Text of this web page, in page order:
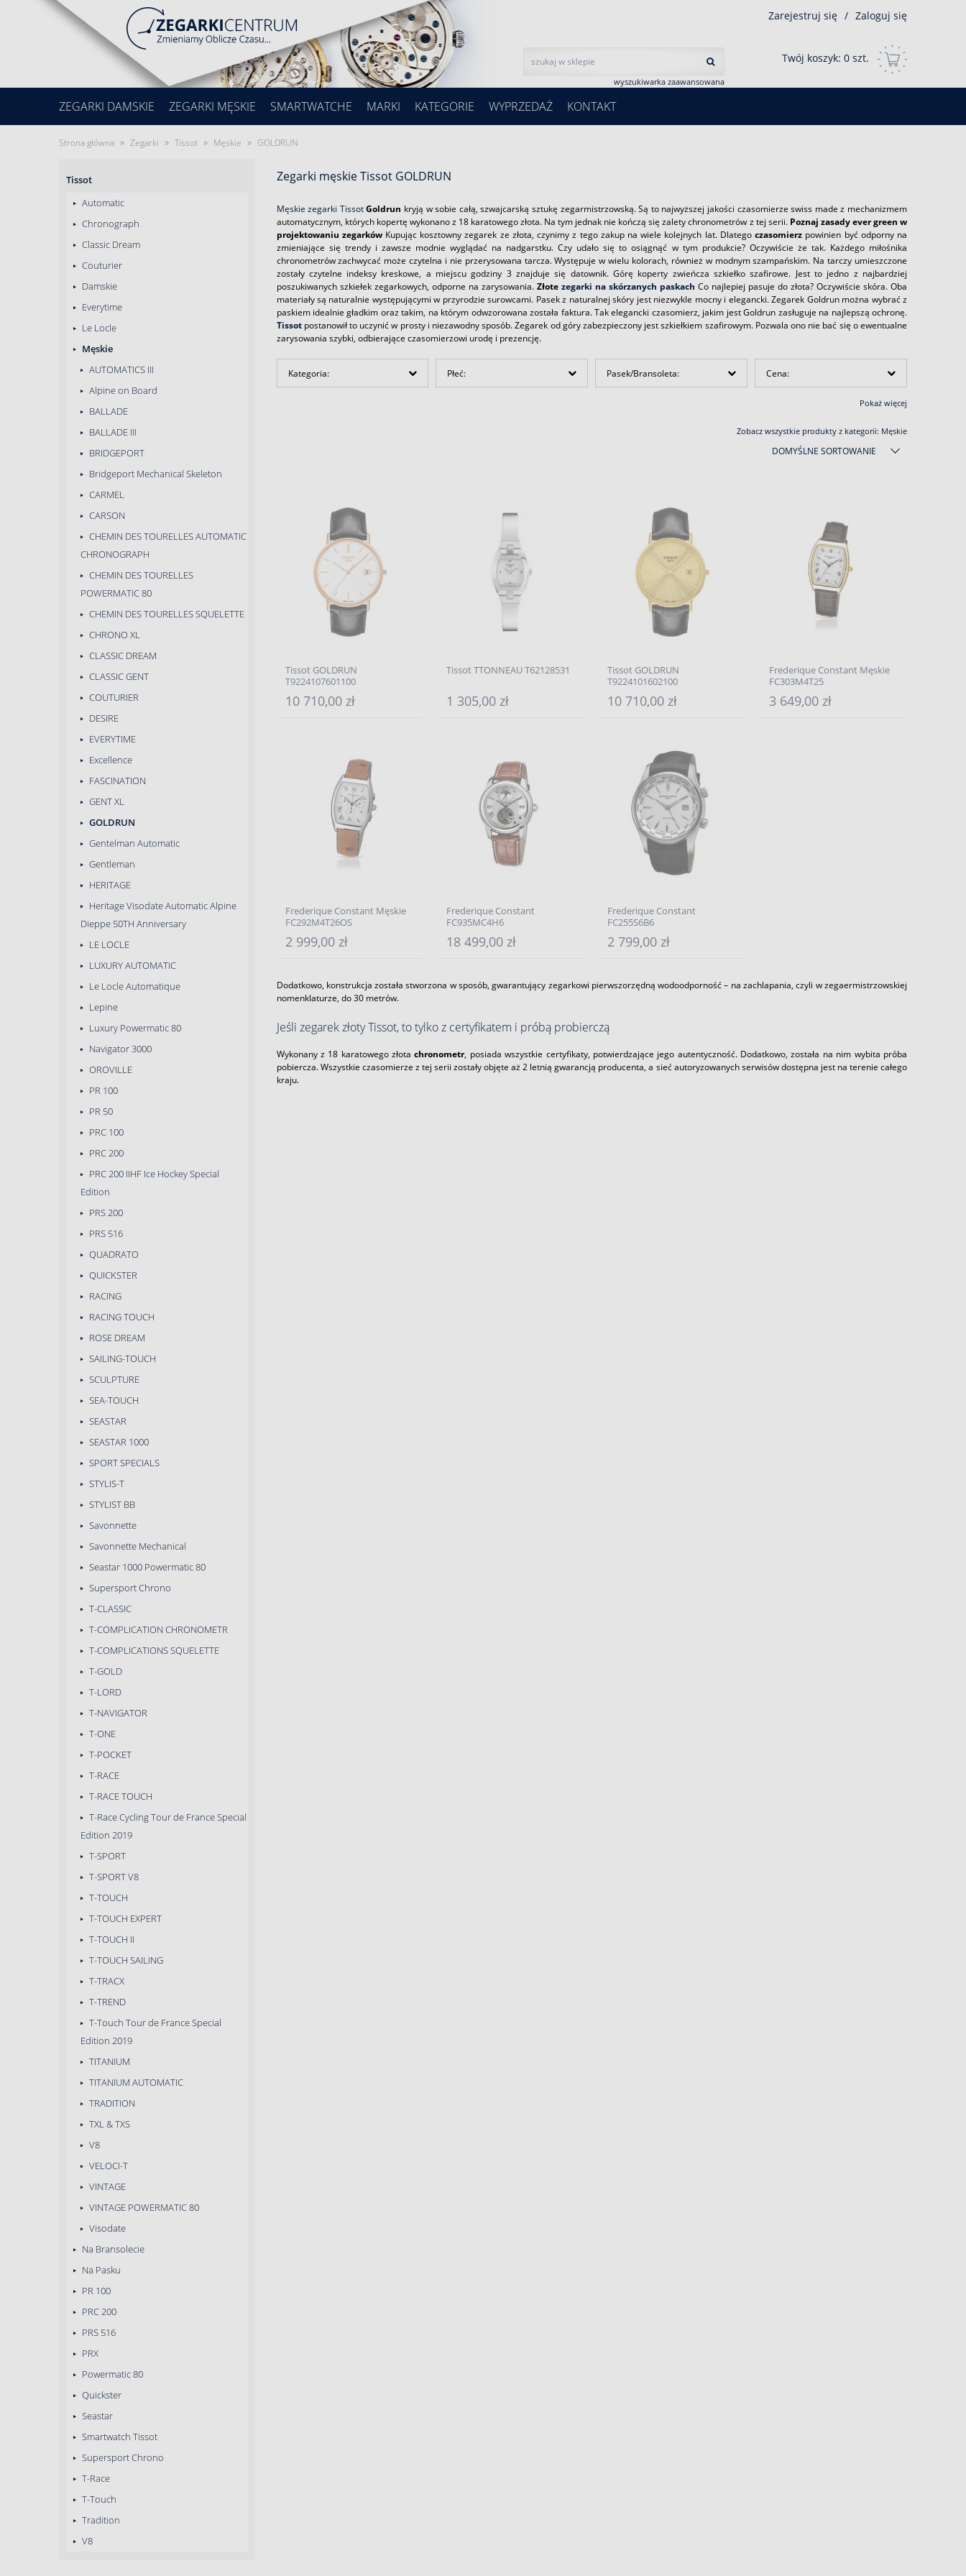
wyszukiwarka zaawansowana
Zarejestruj się / Zaloguj się
Twój koszyk: 0 szt.
ZEGARKI DAMSKIE ZEGARKI MĘSKIE SMARTWATCHE MARKI KATEGORIE WYPRZEDAŻ KONTAKT
Strona główna » Zegarki » Tissot » Męskie » GOLDRUN
Tissot
Automatic
Chronograph
Classic Dream
Couturier
Damskie
Everytime
Le Locle
Męskie
AUTOMATICS III
Alpine on Board
BALLADE
BALLADE III
BRIDGEPORT
Bridgeport Mechanical Skeleton
CARMEL
CARSON
CHEMIN DES TOURELLES AUTOMATIC
CHRONOGRAPH
CHEMIN DES TOURELLES
POWERMATIC 80
CHEMIN DES TOURELLES SQUELETTE
CHRONO XL
CLASSIC DREAM
CLASSIC GENT
COUTURIER
DESIRE
EVERYTIME
Excellence
FASCINATION
GENT XL
GOLDRUN
Gentelman Automatic
Gentleman
HERITAGE
Heritage Visodate Automatic Alpine
Dieppe 50TH Anniversary
LE LOCLE
LUXURY AUTOMATIC
Le Locle Automatique
Lepine
Luxury Powermatic 80
Navigator 3000
OROVILLE
PR 100
PR 50
PRC 100
PRC 200
PRC 200 IIHF Ice Hockey Special
Edition
PRS 200
PRS 516
QUADRATO
QUICKSTER
RACING
RACING TOUCH
ROSE DREAM
SAILING-TOUCH
SCULPTURE
SEA-TOUCH
SEASTAR
SEASTAR 1000
SPORT SPECIALS
STYLIS-T
STYLIST BB
Savonnette
Savonnette Mechanical
Seastar 1000 Powermatic 80
Supersport Chrono
T-CLASSIC
T-COMPLICATION CHRONOMETR
T-COMPLICATIONS SQUELETTE
T-GOLD
T-LORD
T-NAVIGATOR
T-ONE
T-POCKET
T-RACE
T-RACE TOUCH
T-Race Cycling Tour de France Special
Edition 2019
T-SPORT
T-SPORT V8
T-TOUCH
T-TOUCH EXPERT
T-TOUCH II
T-TOUCH SAILING
T-TRACX
T-TREND
T-Touch Tour de France Special
Edition 2019
TITANIUM
TITANIUM AUTOMATIC
TRADITION
TXL & TXS
V8
VELOCI-T
VINTAGE
VINTAGE POWERMATIC 80
Visodate
Na Bransolecie
Na Pasku
PR 100
PRC 200
PRS 516
PRX
Powermatic 80
Quickster
Seastar
Smartwatch Tissot
Supersport Chrono
T-Race
T-Touch
Tradition
V8
Zegarki męskie Tissot GOLDRUN
Męskie zegarki Tissot Goldrun kryją w sobie całą, szwajcarską sztukę zegarmistrzowską. Są to najwyższej jakości czasomierze swiss made z mechanizmem
automatycznym, których kopertę wykonano z 18 karatowego złota. Na tym jednak nie kończą się zalety chronometrów z tej serii. Poznaj zasady ever green w
projektowaniu zegarków Kupując kosztowny zegarek ze złota, czynimy z tego zakup na wiele kolejnych lat. Dlategoczasomierz powinien być odporny na
zmieniające się trendy i zawsze modnie wyglądać na nadgarstku. Czy udało się to osiągnąć w tym produkcie? Oczywiście że tak. Każdego miłośnika
chronometrów zachwycać może czytelna i nie przerysowana tarcza. Występuje w wielu kolorach, również w modnym szampańskim. Na tarczy umieszczone
zostały czytelne indeksy kreskowe, a miejscu godziny 3 znajduje się datownik. Górę koperty zwieńcza szkiełko szafirowe. Jest to jedno z najbardziej
poszukiwanych szkiełek zegarkowych, odporne na zarysowania. Złote zegarki na skórzanych paskach Co najlepiej pasuje do złota? Oczywiście skóra. Oba
materiały są naturalnie występującymi w przyrodzie surowcami. Pasek z naturalnej skóry jest niezwykle mocny i elegancki. Zegarek Goldrun można wybrać z
paskiem idealnie gładkim oraz takim, na którym odwzorowana została faktura. Tak elegancki czasomierz, jakim jest Goldrun zasługuje na najlepszą ochronę.
Tissotpostanowił to uczynić w prosty i niezawodny sposób. Zegarek od góry zabezpieczony jest szkiełkiem szafirowym. Pozwala ono nie bać się o ewentualne
zarysowania szybki, odbierające czasomierzowi urodę i prezencję.
Kategoria: Płeć: Pasek/Bransoleta: Cena:
Pokaż więcej
Zobacz wszystkie produkty z kategorii: Męskie
DOMYŚLNE SORTOWANIE
Tissot GOLDRUN
T9224107601100
10 710,00 zł
Tissot TTONNEAU T62128531
1 305,00 zł
Tissot GOLDRUN
T9224101602100
10 710,00 zł
Frederique Constant Męskie
FC303M4T25
3 649,00 zł
Frederique Constant Męskie
FC292M4T26OS
2 999,00 zł
Frederique Constant
FC935MC4H6
18 499,00 zł
Frederique Constant
FC255S6B6
2 799,00 zł
Dodatkowo, konstrukcja została stworzona w sposób, gwarantujący zegarkowi pierwszorzędną wodoodporność – na zachlapania, czyli w zegaermistrzowskiej
nomenklaturze, do 30 metrów.
Jeśli zegarek złoty Tissot, to tylko z certyfikatem i próbą probierczą
Wykonany z 18 karatowego złotachronometr, posiada wszystkie certyfikaty, potwierdzające jego autentyczność. Dodatkowo, została na nim wybita próba
pobiercza. Wszystkie czasomierze z tej serii zostały objęte aż 2 letnią gwarancją producenta, a sieć autoryzowanych serwisów dostępna jest na terenie całego
kraju.